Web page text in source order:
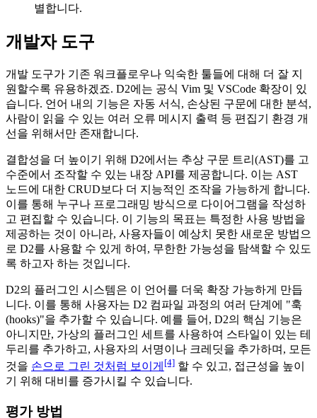
별합니다.
개발자 도구
개발 도구가 기존 워크플로우나 익숙한 툴들에 대해 더 잘 지
원할수록 유용하겠죠. D2에는 공식 Vim 및 VSCode 확장이 있
습니다. 언어 내의 기능은 자동 서식, 손상된 구문에 대한 분석,
사람이 읽을 수 있는 여러 오류 메시지 출력 등 편집기 환경 개
선을 위해서만 존재합니다.
결합성을 더 높이기 위해 D2에서는 추상 구문 트리(AST)를 고
수준에서 조작할 수 있는 내장 API를 제공합니다. 이는 AST
노드에 대한 CRUD보다 더 지능적인 조작을 가능하게 합니다.
이를 통해 누구나 프로그래밍 방식으로 다이어그램을 작성하
고 편집할 수 있습니다. 이 기능의 목표는 특정한 사용 방법을
제공하는 것이 아니라, 사용자들이 예상치 못한 새로운 방법으
로 D2를 사용할 수 있게 하여, 무한한 가능성을 탐색할 수 있도
록 하고자 하는 것입니다.
D2의 플러그인 시스템은 이 언어를 더욱 확장 가능하게 만듭
니다. 이를 통해 사용자는 D2 컴파일 과정의 여러 단계에 "훅
(hooks)"을 추가할 수 있습니다. 예를 들어, D2의 핵심 기능은
아니지만, 가상의 플러그인 세트를 사용하여 스타일이 있는 테
두리를 추가하고, 사용자의 서명이나 크레딧을 추가하며, 모든
것을 손으로 그린 것처럼 보이게 [4] 할 수 있고, 접근성을 높이
기 위해 대비를 증가시킬 수 있습니다.
평가 방법